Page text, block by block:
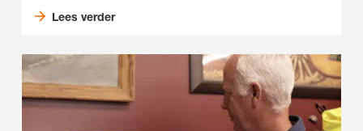
Lees verder